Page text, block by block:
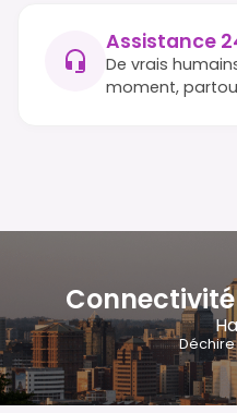
Assistance
De vrais
moment,